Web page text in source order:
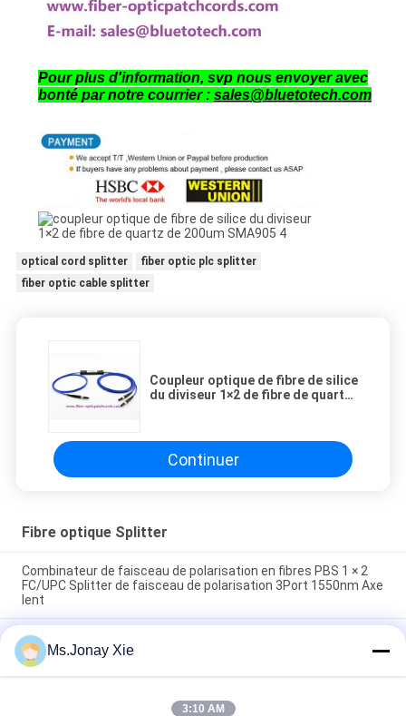
Pour plus d'information, svp nous envoyer avec
bonté par notre courrier : sales@bluetotech.com
optical cord splitter
fiber optic plc splitter
fiber optic cable splitter
Coupleur optique de fibre de silice
du diviseur 1×2 de fibre de quartz
Continuer
Fibre optique Splitter
Combinateur de faisceau de polarisation en fibres PBS 1 × 2
FC/UPC Splitter de faisceau de polarisation 3Port 1550nm Axe
lent
Splitter de faisceau polarisant PBS 1 × 2 FC/APC 3Port 1 × 2
fibre optique Polarisateur de faisceau combiné FC/APC
Connecteur 1550nm Axe lent
Polarisateur linéaire en fibre FC/APC Polarisateur de
Ms.Jonay Xie
3:10 AM